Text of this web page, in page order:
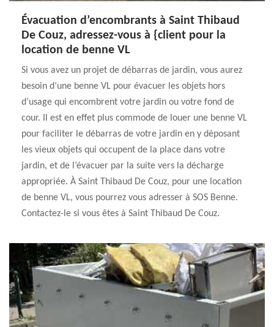
Évacuation d’encombrants à Saint Thibaud
De Couz, adressez-vous à {client pour la
location de benne VL
Si vous avez un projet de débarras de jardin, vous aurez
besoin d’une benne VL pour évacuer les objets hors
d’usage qui encombrent votre jardin ou votre fond de
cour. Il est en effet plus commode de louer une benne VL
pour faciliter le débarras de votre jardin en y déposant
les vieux objets qui occupent de la place dans votre
jardin, et de l’évacuer par la suite vers la décharge
appropriée. À Saint Thibaud De Couz, pour une location
de benne VL, vous pourrez vous adresser à SOS Benne.
Contactez-le si vous êtes à Saint Thibaud De Couz.